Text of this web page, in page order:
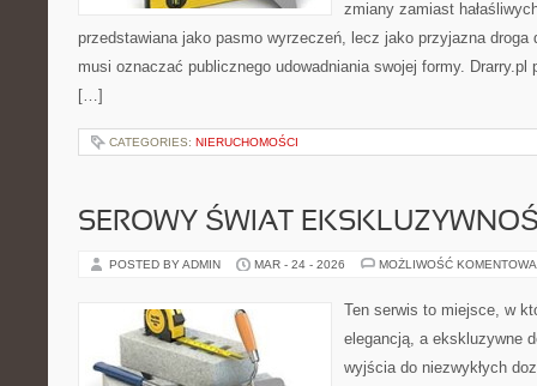
zmiany zamiast
przedstawiana jako pasmo wyrzeczeń, lecz jako przyjazna droga
musi oznaczać publicznego udowadniania swojej formy.
[…]
CATEGORIES: NIERUCHOMOŚCI
SEROWY ŚWIAT
POSTED BY ADMIN MAR - 24 - 2026 MOŻLIWOŚĆ
Ten serwis to miejsce, w
elegancją, a ekskluzywne
wyjścia do niezwykłych